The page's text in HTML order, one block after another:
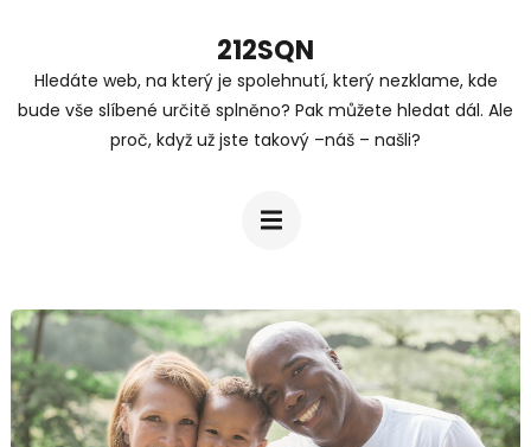
obsah
212SQN
Hledáte web, na který je spolehnutí, který nezklame, kde
bude vše slíbené určitě splněno? Pak můžete hledat dál. Ale
proč, když už jste takový –náš – našli?